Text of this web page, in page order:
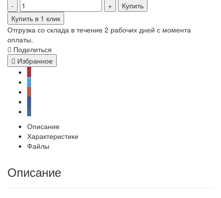
Купить
Купить в 1 клик
Отгрузка со склада в течение 2 рабочих дней с момента
оплаты.
Поделиться
Избранное
Описание
Характеристики
Файлы
Описание